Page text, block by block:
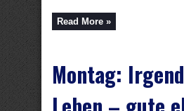
Read More »
Montag: